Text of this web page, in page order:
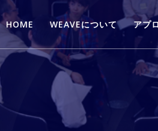
HOME WEAVEについて アプ